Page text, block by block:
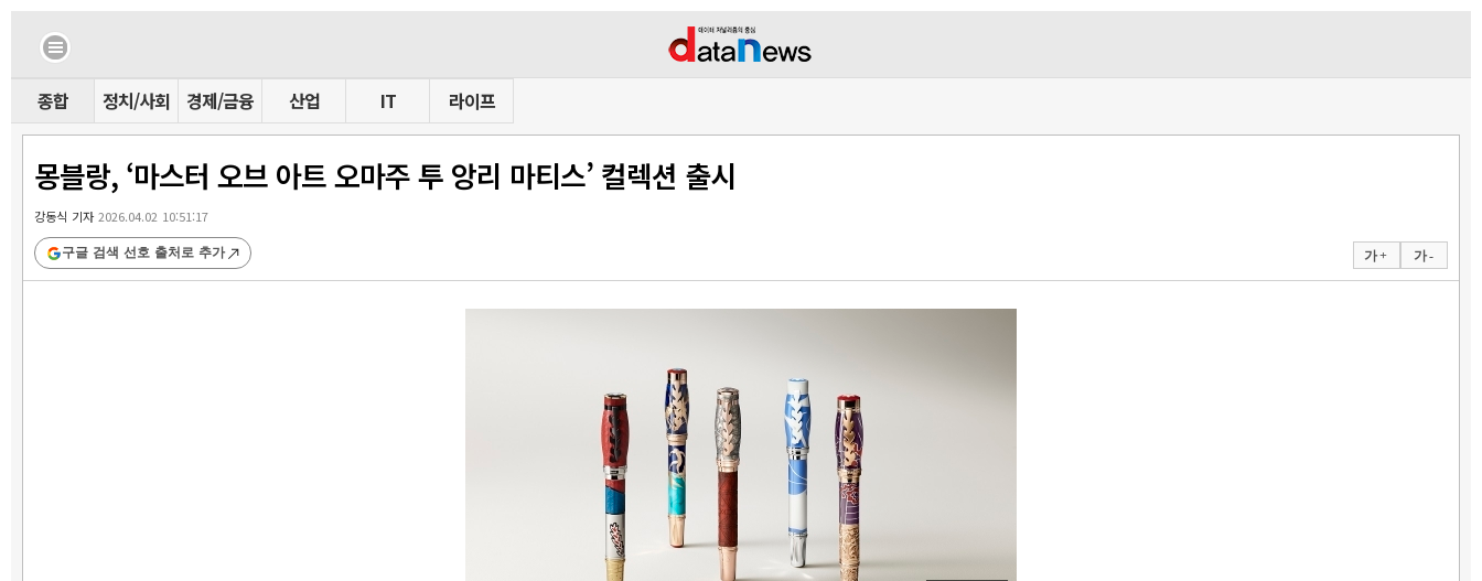
종합 정치/사회 경제/금융 산업 IT 라이프
몽블랑, ‘마스터 오브 아트 오마주 투 앙리 마티스’ 컬렉션 출시
강동식 기자2026.04.02 10:51:17
가 + 가 -
구글 검색 선호 출처로 추가